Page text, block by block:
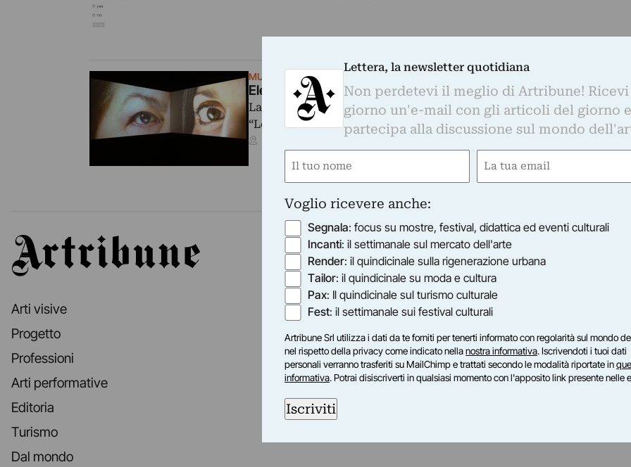
MURATCENTOVENTIDUE ARTE CONTEMPORANEA
Elena Bellantoni - Looking for E.B.
La Galleria Muratcentoventidue prosegue il suo programma
“Looking for E.B.”, mostra personale di Elena Bellantoni a cura di…
29/09/2012 24/10/2012
Artribune
Arti visive
Progetto
Professioni
Arti performative
Editoria
Turismo
Dal mondo
Lettera, la newsletter quotidiana
Non perdetevi il meglio di Artribune!
giorno un'e-mail con gli articoli del giorno
partecipa alla discussione sul mondo
Nome
Email
Voglio ricevere anche:
Segnala: focus su mostre, festival, didattica ed eventi culturali
Incanti: il settimanale sul mercato dell'arte
Render: il quindicinale sulla rigenerazione urbana
Tailor: il quindicinale su moda e cultura
Pax: Il quindicinale sul turismo culturale
Fest: il settimanale sui festival culturali
Artribune Srl utilizza i dati da te forniti per tenerti informato con regolarità sul mondo
nel rispetto della privacy come indicato nellanostra informativa. Iscrivendoti i tuoi dati
personali verranno trasferiti su MailChimp e trattati secondo le modalità riportate in
informativa. Potrai disiscriverti in qualsiasi momento con l'apposito link presente nelle
Iscriviti